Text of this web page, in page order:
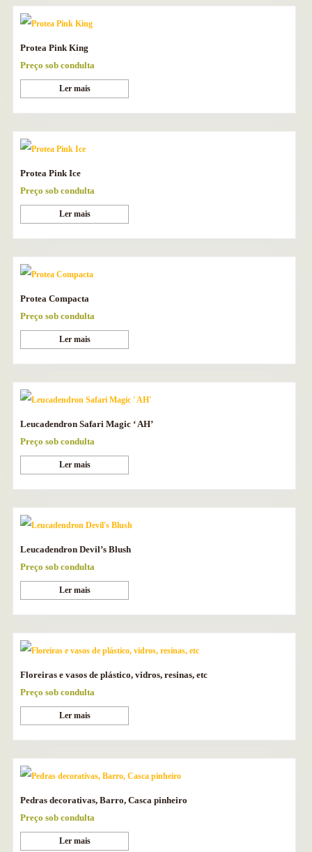
Protea Pink King
Preço sob condulta
Ler mais
Protea Pink Ice
Preço sob condulta
Ler mais
Protea Compacta
Preço sob condulta
Ler mais
Leucadendron Safari Magic ‘ AH’
Preço sob condulta
Ler mais
Leucadendron Devil’s Blush
Preço sob condulta
Ler mais
Floreiras e vasos de plástico, vidros, resinas, etc
Preço sob condulta
Ler mais
Pedras decorativas, Barro, Casca pinheiro
Preço sob condulta
Ler mais